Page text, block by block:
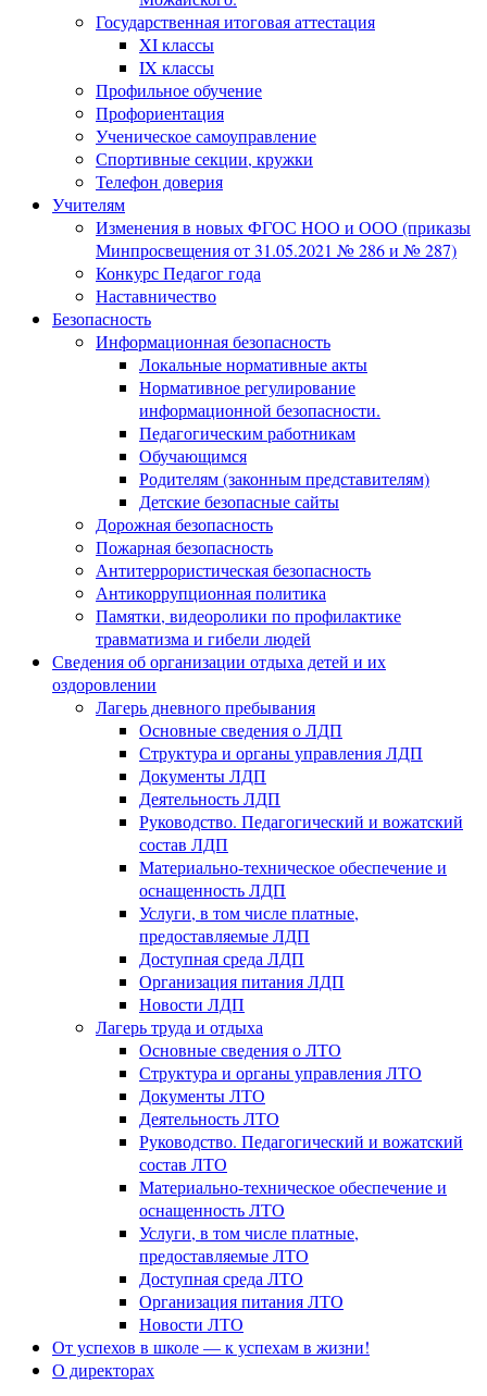
Государственная итоговая аттестация
XI классы
IX классы
Профильное обучение
Профориентация
Ученическое самоуправление
Спортивные секции, кружки
Телефон доверия
Учителям
Изменения в новых ФГОС НОО и ООО (приказы
Минпросвещения от 31.05.2021 № 286 и № 287)
Конкурс Педагог года
Наставничество
Безопасность
Информационная безопасность
Локальные нормативные акты
Нормативное регулирование
информационной безопасности.
Педагогическим работникам
Обучающимся
Родителям (законным представителям)
Детские безопасные сайты
Дорожная безопасность
Пожарная безопасность
Антитеррористическая безопасность
Антикоррупционная политика
Памятки, видеоролики по профилактике
травматизма и гибели людей
Сведения об организации отдыха детей и их
оздоровлении
Лагерь дневного пребывания
Основные сведения о ЛДП
Структура и органы управления ЛДП
Документы ЛДП
Деятельность ЛДП
Руководство. Педагогический и вожатский
состав ЛДП
Материально-техническое обеспечение и
оснащенность ЛДП
Услуги, в том числе платные,
предоставляемые ЛДП
Доступная среда ЛДП
Организация питания ЛДП
Новости ЛДП
Лагерь труда и отдыха
Основные сведения о ЛТО
Структура и органы управления ЛТО
Документы ЛТО
Деятельность ЛТО
Руководство. Педагогический и вожатский
состав ЛТО
Материально-техническое обеспечение и
оснащенность ЛТО
Услуги, в том числе платные,
предоставляемые ЛТО
Доступная среда ЛТО
Организация питания ЛТО
Новости ЛТО
От успехов в школе — к успехам в жизни!
О директорах